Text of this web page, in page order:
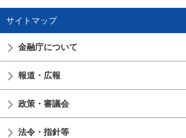
サイトマップ
金融庁について
報道・広報
政策・審議会
法令・指針等